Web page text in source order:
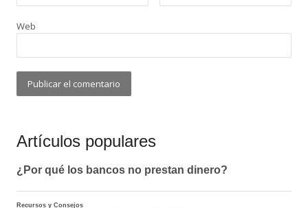
Web
Artículos populares